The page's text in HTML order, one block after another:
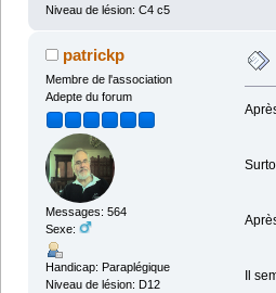
Niveau de lésion: C4 c5
patrickp
Membre de l'association
Adepte du forum
Messages: 564
Sexe:
Handicap: Paraplégique
Niveau de lésion: D12
Il